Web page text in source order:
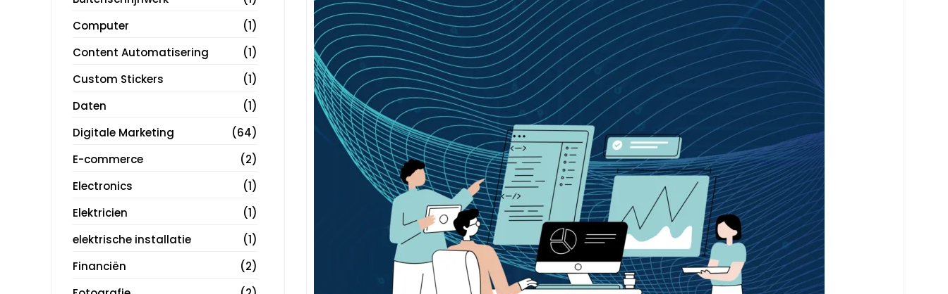
Computer
(1)
Content Automatisering
(1)
Custom Stickers
(1)
Daten
(1)
Digitale Marketing
(64)
E-commerce
(2)
Electronics
(1)
Elektricien
(1)
elektrische installatie
(1)
Financiën
(2)